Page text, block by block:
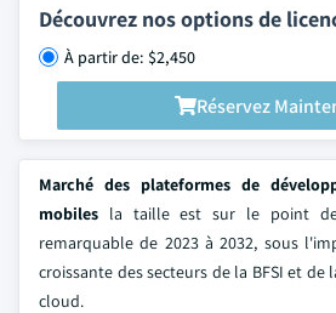
Découvrez nos options de
À partir de: $2,450
Réservez
Marché des plateformes de
mobiles la taille est sur le point
remarquable de 2023 à 2032, sous
croissante des secteurs de la BFSI et de
cloud.